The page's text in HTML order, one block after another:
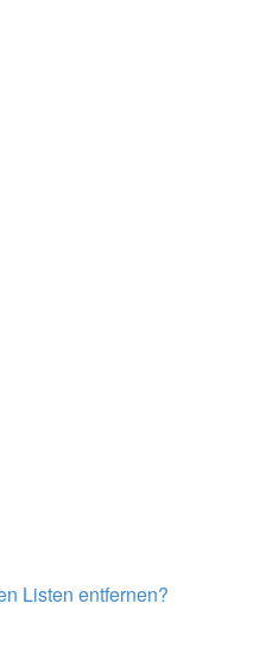
Listen entfernen?